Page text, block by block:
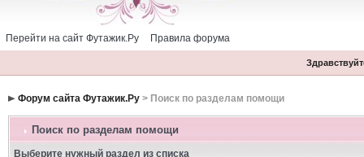
Перейти на сайт Футажик.Ру Правила форума
Форум сайта Футажик.Ру> Поиск по разделам помощи
Поиск по разделам помощи
Выберите нужный раздел из списка